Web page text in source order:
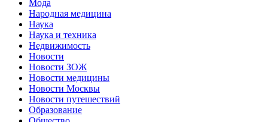
Мода
Народная медицина
Наука
Наука и техника
Недвижимость
Новости
Новости ЗОЖ
Новости медицины
Новости Москвы
Новости путешествий
Образование